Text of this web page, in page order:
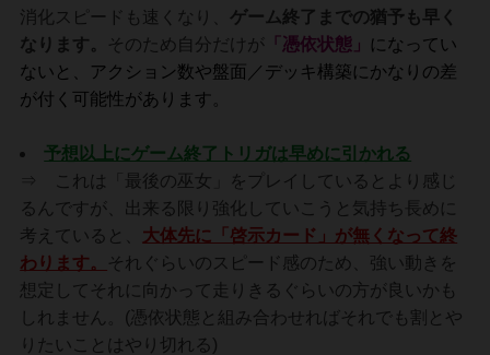
消化スピードも速くなり、 ゲーム終了までの猶予も早く
なります。
そのため自分だけが 「憑依状態」
になってい
ないと、アクション数や盤面／デッキ構築にかなりの差
が付く可能性があります。
予想以上にゲーム終了トリガは早めに引かれる
⇒ これは「最後の巫女」をプレイしているとより感じ
るんですが、出来る限り強化していこうと気持ち長めに
考えていると、 大体先に「啓示カード」が無くなって終
わります。
それぐらいのスピード感のため、強い動きを
想定してそれに向かって走りきるぐらいの方が良いかも
しれません。(憑依状態と組み合わせればそれでも割とや
りたいことはやり切れる)